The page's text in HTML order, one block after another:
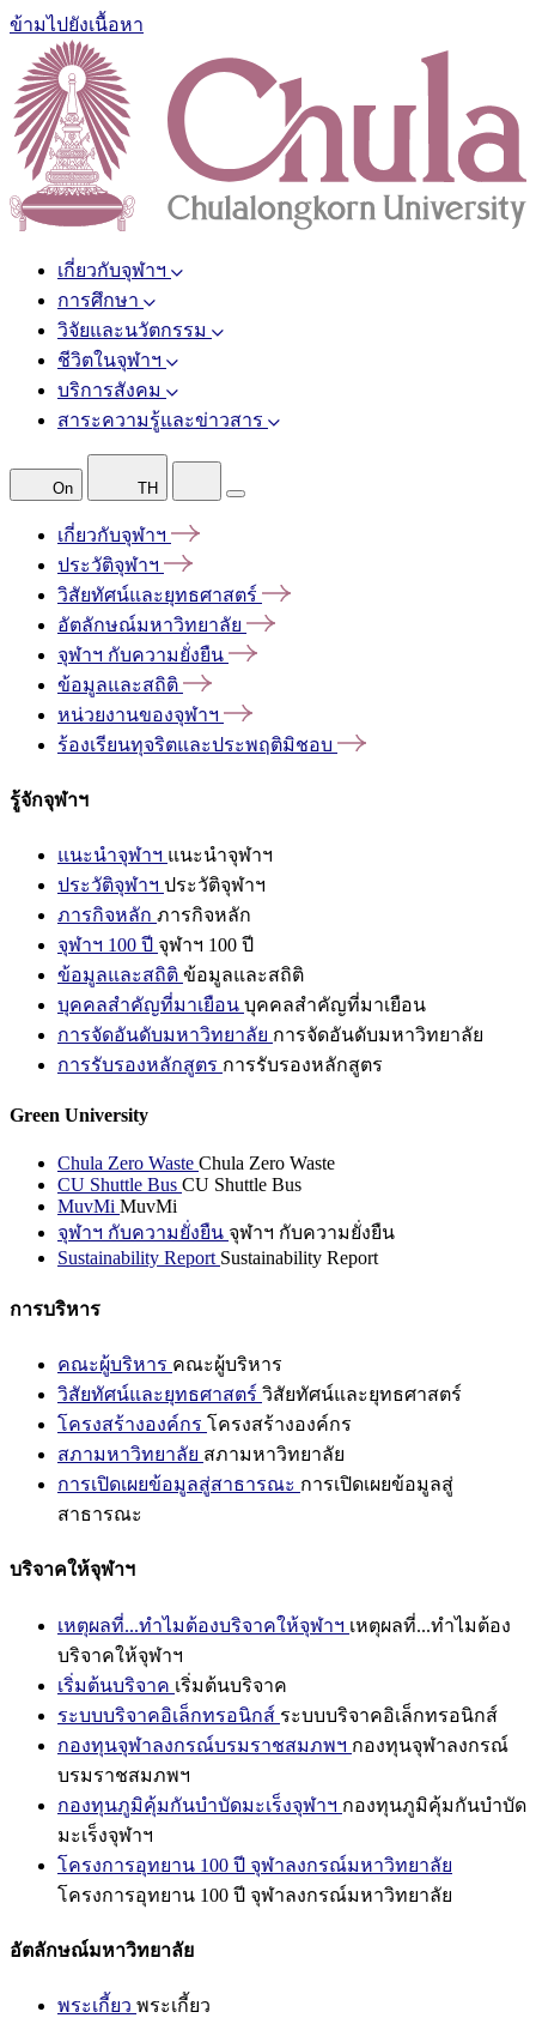
ข้ามไปยังเนื้อหา
เกี่ยวกับจุฬาฯ
การศึกษา
วิจัยและนวัตกรรม
ชีวิตในจุฬาฯ
บริการสังคม
สาระความรู้และข่าวสาร
On TH
เกี่ยวกับจุฬาฯ
ประวัติจุฬาฯ
วิสัยทัศน์และยุทธศาสตร์
อัตลักษณ์มหาวิทยาลัย
จุฬาฯ กับความยั่งยืน
ข้อมูลและสถิติ
หน่วยงานของจุฬาฯ
ร้องเรียนทุจริตและประพฤติมิชอบ
รู้จักจุฬาฯ
แนะนำจุฬาฯ แนะนำจุฬาฯ
ประวัติจุฬาฯ ประวัติจุฬาฯ
ภารกิจหลัก ภารกิจหลัก
จุฬาฯ 100 ปี จุฬาฯ 100 ปี
ข้อมูลและสถิติ ข้อมูลและสถิติ
บุคคลสำคัญที่มาเยือน บุคคลสำคัญที่มาเยือน
การจัดอันดับมหาวิทยาลัย การจัดอันดับมหาวิทยาลัย
การรับรองหลักสูตร การรับรองหลักสูตร
Green University
Chula Zero Waste Chula Zero Waste
CU Shuttle Bus CU Shuttle Bus
MuvMi MuvMi
จุฬาฯ กับความยั่งยืน จุฬาฯ กับความยั่งยืน
Sustainability Report Sustainability Report
การบริหาร
คณะผู้บริหาร คณะผู้บริหาร
วิสัยทัศน์และยุทธศาสตร์ วิสัยทัศน์และยุทธศาสตร์
โครงสร้างองค์กร โครงสร้างองค์กร
สภามหาวิทยาลัย สภามหาวิทยาลัย
การเปิดเผยข้อมูลสู่สาธารณะ การเปิดเผยข้อมูลสู่
สาธารณะ
บริจาคให้จุฬาฯ
เหตุผลที่...ทำไมต้องบริจาคให้จุฬาฯ เหตุผลที่...ทำไมต้อง
บริจาคให้จุฬาฯ
เริ่มต้นบริจาค เริ่มต้นบริจาค
ระบบบริจาคอิเล็กทรอนิกส์ ระบบบริจาคอิเล็กทรอนิกส์
กองทุนจุฬาลงกรณ์บรมราชสมภพฯ กองทุนจุฬาลงกรณ์
บรมราชสมภพฯ
กองทุนภูมิคุ้มกันบำบัดมะเร็งจุฬาฯ กองทุนภูมิคุ้มกันบำบัด
มะเร็งจุฬาฯ
โครงการอุทยาน 100 ปี จุฬาลงกรณ์มหาวิทยาลัย
โครงการอุทยาน 100 ปี จุฬาลงกรณ์มหาวิทยาลัย
อัตลักษณ์มหาวิทยาลัย
พระเกี้ยว พระเกี้ยว